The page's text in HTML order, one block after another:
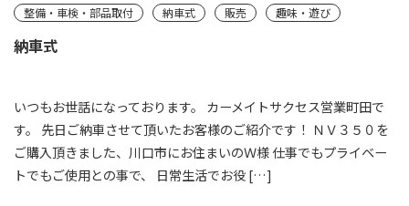
整備・車検・部品取付 納車式 販売 趣味・遊び
納車式
いつもお世話になっております。 カーメイトサクセス営業町田で
す。 先日ご納車させて頂いたお客様のご紹介です！ ＮＶ３５０を
ご購入頂きました、川口市にお住まいのＷ様 仕事でもプライベー
トでもご使用との事で、 日常生活でお役 […]